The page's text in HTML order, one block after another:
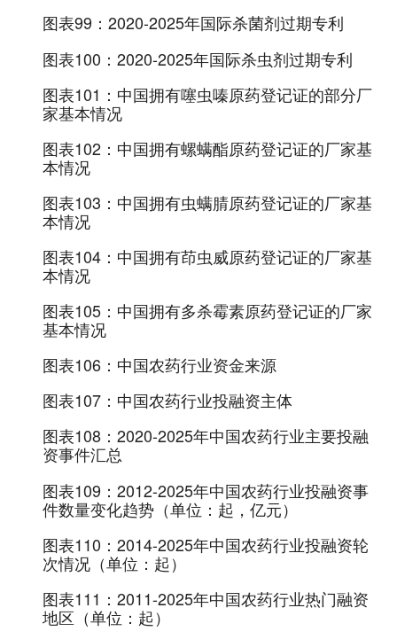
图表99： 2020-2025年国际杀菌剂过期专利
图表100： 2020-2025年国际杀虫剂过期专利
图表101： 中国拥有噻虫嗪原药登记证的部分厂
家基本情况
图表102： 中国拥有螺螨酯原药登记证的厂家基
本情况
图表103： 中国拥有虫螨腈原药登记证的厂家基
本情况
图表104： 中国拥有茚虫威原药登记证的厂家基
本情况
图表105： 中国拥有多杀霉素原药登记证的厂家
基本情况
图表106： 中国农药行业资金来源
图表107： 中国农药行业投融资主体
图表108： 2020-2025年中国农药行业主要投融
资事件汇总
图表109： 2012-2025年中国农药行业投融资事
件数量变化趋势（单位：起，亿元）
图表110： 2014-2025年中国农药行业投融资轮
次情况（单位：起）
图表111： 2011-2025年中国农药行业热门融资
地区（单位：起）